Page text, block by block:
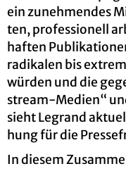
ein zu­neh­men­des
ten, pro­fes­sio­nell
haf­ten
ra­di­ka­len bis
wür­den und die
stream-Me­di­en“
sieht Le­g­rand
hung für die
In die­sem